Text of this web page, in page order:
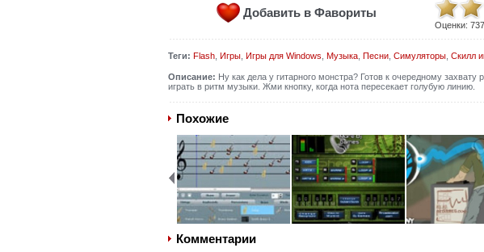
Добавить в Фавориты
Оценки:
Теги: Flash, Игры, Игры для Windows Музыка, Песни, Симуляторы, Скилл
Описание: Ну как дела у гитарного монстра? Готов к очередному
играть в ритм музыки. Жми кнопку, когда нота пересекает голубую линию.
Похожие
Комментарии